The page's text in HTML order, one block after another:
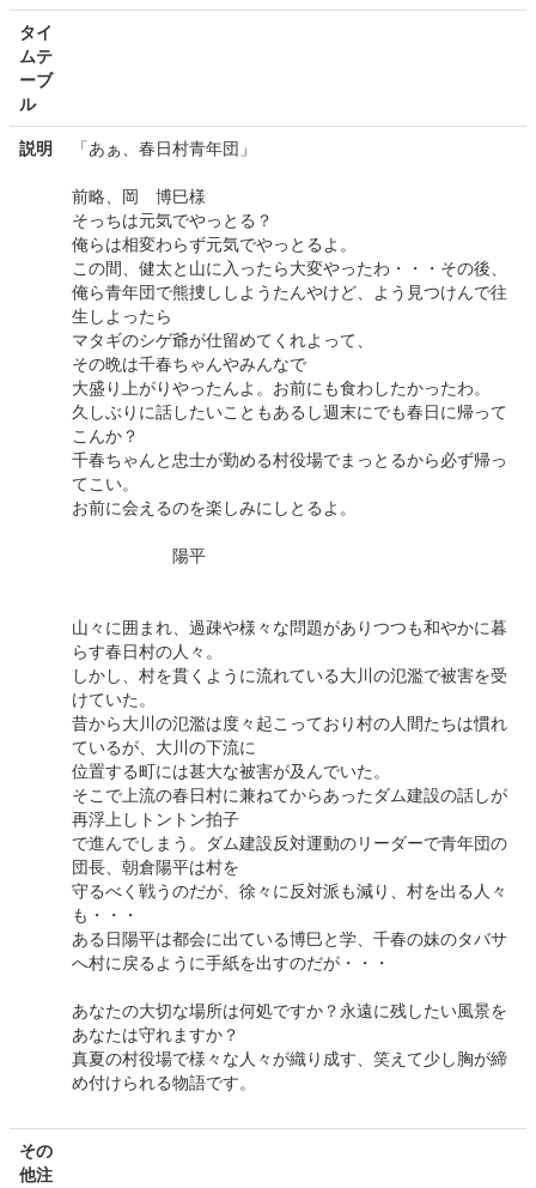
タイ
ムテ
ーブ
ル
説明 「あぁ、春日村青年団」
前略、岡 博巳様
そっちは元気でやっとる？
俺らは相変わらず元気でやっとるよ。
この間、健太と山に入ったら大変やったわ・・・その後、
俺ら青年団で熊捜ししようたんやけど、よう見つけんで往
生しよったら
マタギのシゲ爺が仕留めてくれよって、
その晩は千春ちゃんやみんなで
大盛り上がりやったんよ。お前にも食わしたかったわ。
久しぶりに話したいこともあるし週末にでも春日に帰って
こんか？
千春ちゃんと忠士が勤める村役場でまっとるから必ず帰っ
てこい。
お前に会えるのを楽しみにしとるよ。
陽平
山々に囲まれ、過疎や様々な問題がありつつも和やかに暮
らす春日村の人々。
しかし、村を貫くように流れている大川の氾濫で被害を受
けていた。
昔から大川の氾濫は度々起こっており村の人間たちは慣れ
ているが、大川の下流に
位置する町には甚大な被害が及んでいた。
そこで上流の春日村に兼ねてからあったダム建設の話しが
再浮上しトントン拍子
で進んでしまう。ダム建設反対運動のリーダーで青年団の
団長、朝倉陽平は村を
守るべく戦うのだが、徐々に反対派も減り、村を出る人々
も・・・
ある日陽平は都会に出ている博巳と学、千春の妹のタバサ
へ村に戻るように手紙を出すのだが・・・
あなたの大切な場所は何処ですか？永遠に残したい風景を
あなたは守れますか？
真夏の村役場で様々な人々が織り成す、笑えて少し胸が締
め付けられる物語です。
その
他注